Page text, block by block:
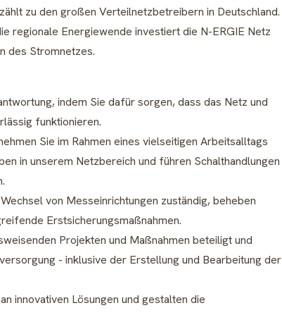
zu den großen Verteilnetzbetreibern in Deutschland.
regionale Energiewende investiert die N-ERGIE Netz
des Stromnetzes.
indem Sie dafür sorgen, dass das Netz und
funktionieren.
Sie im Rahmen eines vielseitigen Arbeitsalltags
in unserem Netzbereich und führen Schalthandlungen
von Messeinrichtungen zuständig, beheben
Erstsicherungsmaßnahmen.
Projekten und Maßnahmen beteiligt und
- inklusive der Erstellung und Bearbeitung der
innovativen Lösungen und gestalten die